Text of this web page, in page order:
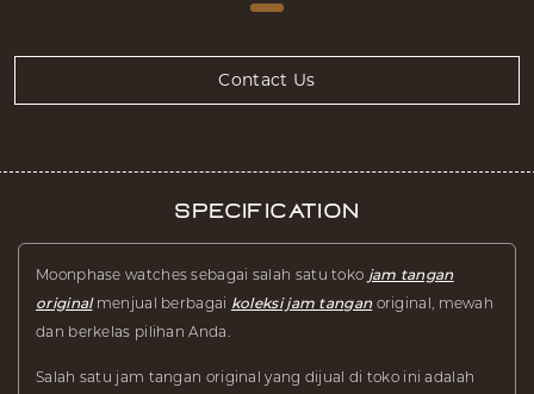
Contact Us
Specification
Moonphase watches sebagai salah satu toko jam tangan
original menjual berbagai koleksi jam tangan original, mewah
dan berkelas pilihan Anda.
Salah satu jam tangan original yang dijual di toko ini adalah